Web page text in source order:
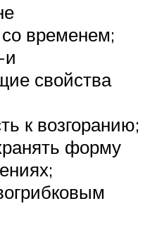
временем;
и
свойства
к возгоранию;
форму